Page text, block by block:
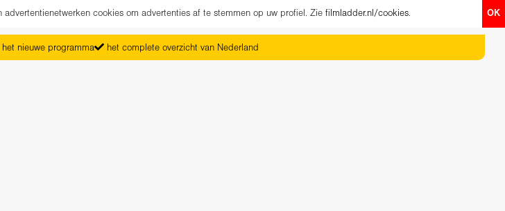
OK
cookies om advertenties af te stemmen op uw profiel. Zie filmladder.nl/cookies.
nieuwe programma het complete overzicht van Nederland